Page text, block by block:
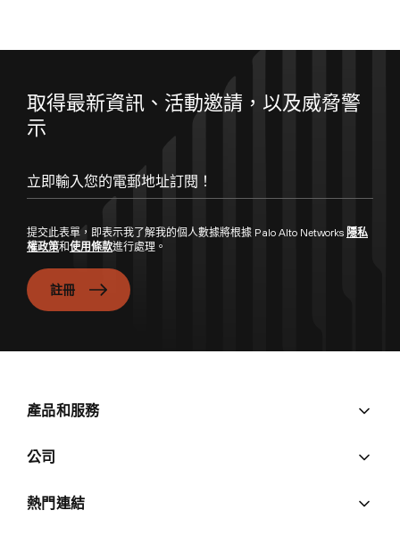
取得最新資訊、活動邀請，以及威脅警
示
提交此表單，即表示我了解我的個人數據將根據 Palo Alto Networks 隱私
權政策和使用條款進行處理。
註冊
產品和服務
公司
熱門連結